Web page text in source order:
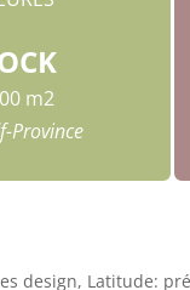
m2
Province
design, Latitude: